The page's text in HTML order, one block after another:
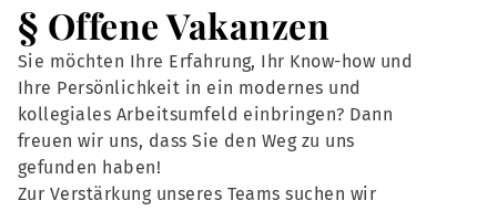
§ Offene Vakanzen
Sie möchten Ihre Erfahrung, Ihr Know-how und
Ihre Persönlichkeit in ein modernes und
kollegiales Arbeitsumfeld einbringen? Dann
freuen wir uns, dass Sie den Weg zu uns
gefunden haben!
Zur Verstärkung unseres Teams suchen wir